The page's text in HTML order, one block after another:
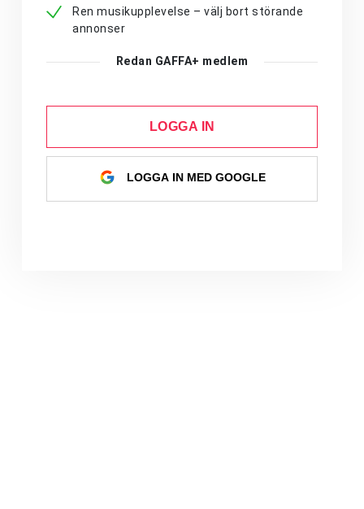
Ren musikupplevelse – välj bort störande
annonser
Redan GAFFA+ medlem
LOGGA IN
LOGGA IN MED GOOGLE